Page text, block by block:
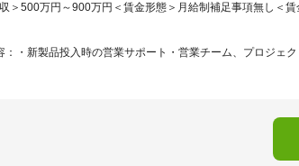
＞500万円～900万円＜賃金形態＞月給制補足事項無し＜
：・新製品投入時の営業サポート・営業チーム、プロジェ